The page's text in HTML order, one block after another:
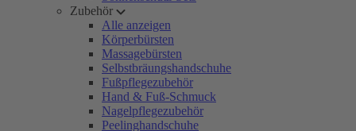
Zubehör
Alle anzeigen
Körperbürsten
Massagebürsten
Selbstbräungshandschuhe
Fußpflegezubehör
Hand & Fuß-Schmuck
Nagelpflegezubehör
Peelinghandschuhe